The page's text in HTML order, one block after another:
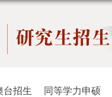
台招生 同等学力申硕